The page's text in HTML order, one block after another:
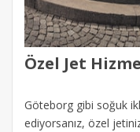
Özel Jet
Göteborg gibi soğuk
ediyorsanız, özel